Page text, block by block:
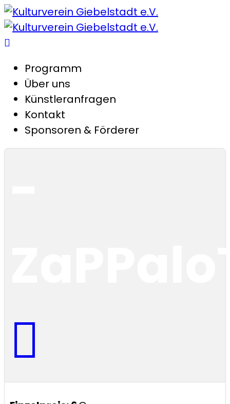
Programm
Über uns
Künstleranfragen
Kontakt
Sponsoren & Förderer